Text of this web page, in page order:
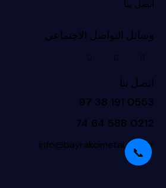
📞
اتصل بنا
وسائل التواصل الاجتماعي
اتصل بنا
0553 191 38 97
0212 588 64 74
info@bayrakcimetal.com.tr